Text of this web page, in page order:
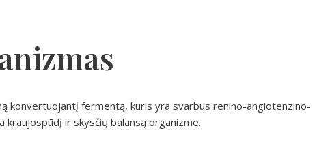
konvertuojantį fermentą, kuris yra svarbus renino-angiotenzino-
ir skysčių balansą organizme.